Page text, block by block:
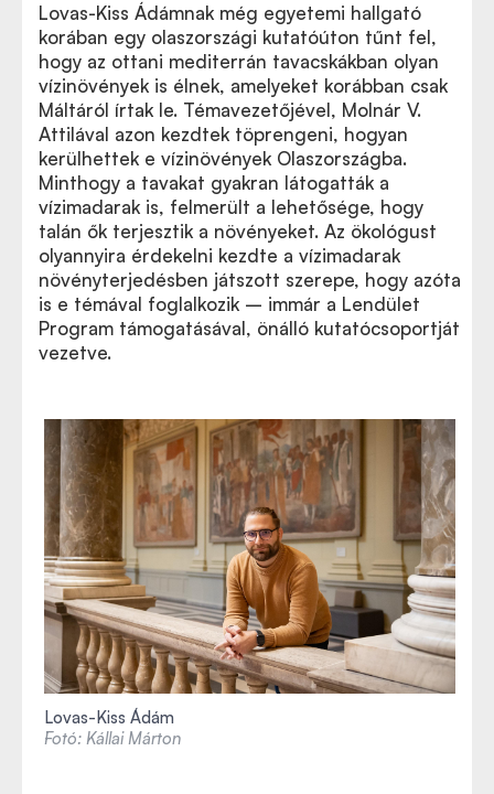
Lovas-Kiss Ádámnak még egyetemi hallgató
korában egy olaszországi kutatóúton tűnt fel,
hogy az ottani mediterrán tavacskákban olyan
vízinövények is élnek, amelyeket korábban csak
Máltáról írtak le. Témavezetőjével, Molnár V.
Attilával azon kezdtek töprengeni, hogyan
kerülhettek e vízinövények Olaszországba.
Minthogy a tavakat gyakran látogatták a
vízimadarak is, felmerült a lehetősége, hogy
talán ők terjesztik a növényeket. Az ökológust
olyannyira érdekelni kezdte a vízimadarak
növényterjedésben játszott szerepe, hogy azóta
is e témával foglalkozik – immár a Lendület
Program támogatásával, önálló kutatócsoportját
vezetve.
Lovas-Kiss Ádám
Fotó: Kállai Márton